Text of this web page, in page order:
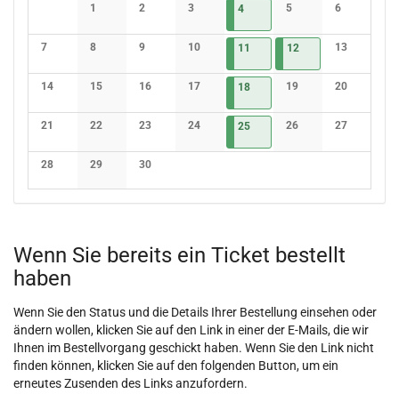
1
Keine Veranstaltungen
2
Keine Veranstaltungen
3
Keine Veranstaltungen
404.09.2026
4 Veranstaltungen
5
Keine Veranstaltungen
6
Keine
7
Keine Veranstaltungen
8
Keine Veranstaltungen
9
Keine Veranstaltungen
10
Keine Veranstaltungen
11 11.09.2026
4 Veranstaltungen
12 12.09.2026
3 Veranstaltungen
13
Keine
14
Keine Veranstaltungen
15
Keine Veranstaltungen
16
Keine Veranstaltungen
17
Keine Veranstaltungen
1818.09.2026
4 Veranstaltungen
19
Keine Veranstaltungen
20
Keine
21
Keine Veranstaltungen
22
Keine Veranstaltungen
23
Keine Veranstaltungen
24
Keine Veranstaltungen
2525.09.2026
4 Veranstaltungen
26
Keine Veranstaltungen
27
Keine
28
Keine Veranstaltungen
29
Keine Veranstaltungen
30
Keine Veranstaltungen
Wenn Sie bereits ein Ticket bestellt
haben
Wenn Sie den Status und die Details Ihrer Bestellung einsehen oder
ändern wollen, klicken Sie auf den Link in einer der E-Mails, die wir
Ihnen im Bestellvorgang geschickt haben. Wenn Sie den Link nicht
finden können, klicken Sie auf den folgenden Button, um ein
erneutes Zusenden des Links anzufordern.